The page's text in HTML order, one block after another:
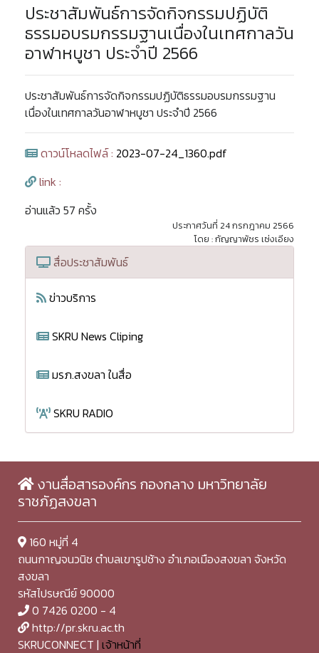
ประชาสัมพันธ์การจัดกิจกรรมปฏิบัติ
ธรรมอบรมกรรมฐานเนื่องในเทศกาลวัน
อาฬาหบูชา ประจำปี 2566
ประชาสัมพันธ์การจัดกิจกรรมปฏิบัติธรรมอบรมกรรมฐาน
เนื่องในเทศกาลวันอาฬาหบูชา ประจำปี 2566
ดาวน์โหลดไฟล์ : 2023-07-24_1360.pdf
link :
อ่านแล้ว 57 ครั้ง
ประกาศวันที่ 24 กรกฎาคม 2566
โดย : กัญญาพัชร เซ่งเอียง
สื่อประชาสัมพันธ์
ข่าวบริการ
SKRU News Cliping
มรภ.สงขลา ในสื่อ
SKRU RADIO
งานสื่อสารองค์กร กองกลาง มหาวิทยาลัย
ราชภัฏสงขลา
160 หมู่ที่ 4
ถนนกาญจนวนิช ตำบลเขารูปช้าง อำเภอเมืองสงขลา จังหวัด
สงขลา
รหัสไปรษณีย์ 90000
0 7426 0200 - 4
http://pr.skru.ac.th
SKRUCONNECT | เจ้าหน้าที่